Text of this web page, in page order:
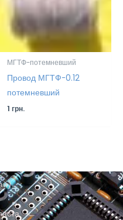
МГТФ-потемневший
Провод МГТФ-0.12
потемневший
1грн.